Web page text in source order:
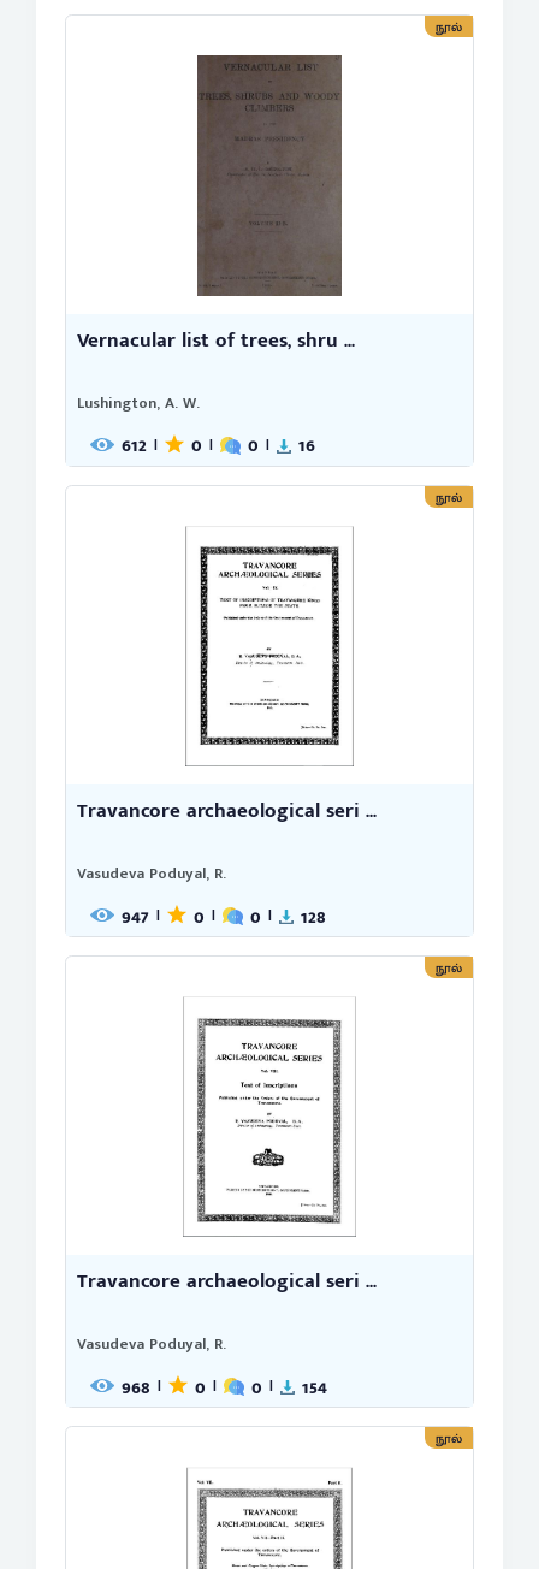
நூல்
Vernacular list of trees, shru ...
Lushington, A. W.
612 | 0 | 0 | 16
நூல்
Travancore archaeological seri ...
Vasudeva Poduyal, R.
947 | 0 | 0 | 128
நூல்
Travancore archaeological seri ...
Vasudeva Poduyal, R.
968 | 0 | 0 | 154
நூல்